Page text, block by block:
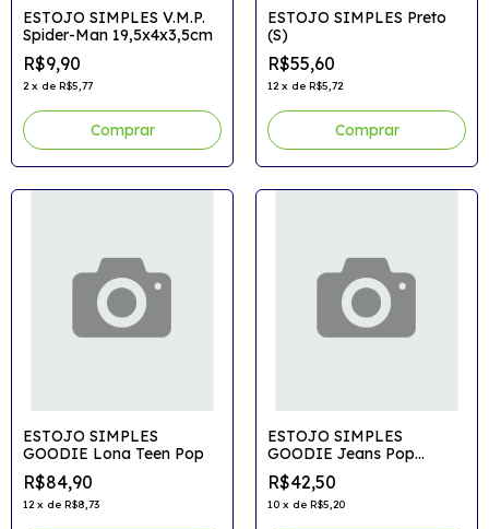
ESTOJO SIMPLES V.M.P.
Spider-Man 19,5x4x3,5cm
R$9,90
2 x de R$5,77
ESTOJO SIMPLES Preto
(S)
R$55,60
12 x de R$5,72
ESTOJO SIMPLES
GOODIE Lona Teen Pop
R$84,90
12 x de R$8,73
ESTOJO SIMPLES
GOODIE Jeans Pop
Tubinho
R$42,50
10 x de R$5,20